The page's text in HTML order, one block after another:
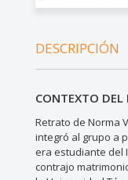
DESCRIPCIÓN
CONTEXTO
Retrato de Norma
integró al grupo a
era estudiante del
contrajo